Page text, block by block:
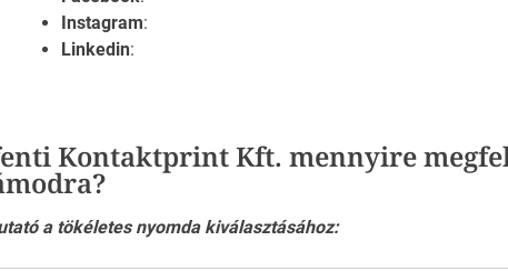
Instagram:
Linkedin:
Kontaktprint Kft. mennyire
a tökéletes nyomda kiválasztásához: